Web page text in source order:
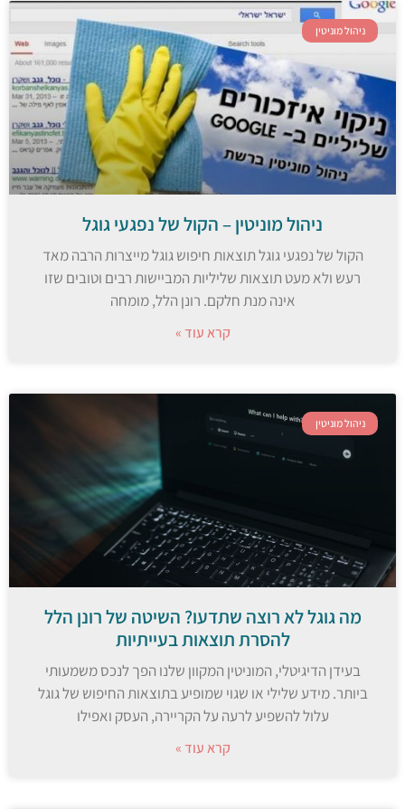
ניהול מוניטין
ניהול מוניטין – הקול של נפגעי גוגל
הקול של נפגעי גוגל תוצאות חיפוש גוגל מייצרות הרבה מאד
רעש ולא מעט תוצאות שליליות המביישות רבים וטובים שזו
אינה מנת חלקם. רונן הלל, מומחה
קרא עוד »
ניהול מוניטין
מה גוגל לא רוצה שתדעו? השיטה של רונן הלל
להסרת תוצאות בעייתיות
בעידן הדיגיטלי, המוניטין המקוון שלנו הפך לנכס משמעותי
ביותר. מידע שלילי או שגוי שמופיע בתוצאות החיפוש של גוגל
עלול להשפיע לרעה על הקריירה, העסק ואפילו
קרא עוד »